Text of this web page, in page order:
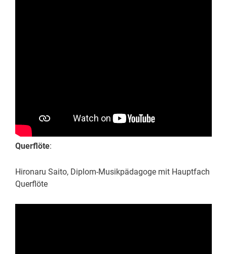
Querflöte:
Hironaru Saito, Diplom-Musikpädagoge mit Hauptfach
Querflöte